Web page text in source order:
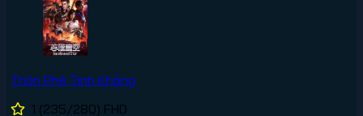
Thôn Phệ Tinh Không
1 (235/280) FHD